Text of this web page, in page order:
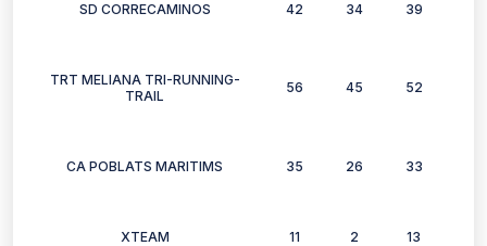
SD CORRECAMINOS 42 34 39
TRT MELIANA TRI-RUNNING-
TRAIL
56 45 52
CA POBLATS MARITIMS 35 26 33
XTEAM 11 2 13